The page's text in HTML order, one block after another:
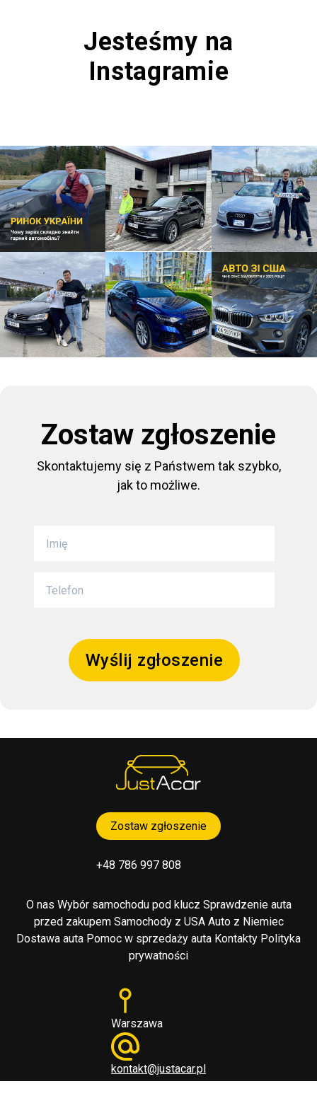
Jesteśmy na
Instagramie
Zostaw zgłoszenie
Skontaktujemy się z Państwem tak szybko,
jak to możliwe.
Wyślij zgłoszenie
Zostaw zgłoszenie
+48 786 997 808
O nas Wybór samochodu pod klucz Sprawdzenie auta
przed zakupem Samochody z USA Auto z Niemiec
Dostawa auta Pomoc w sprzedaży auta Kontakty Polityka
prywatności
Warszawa
kontakt@justacar.pl